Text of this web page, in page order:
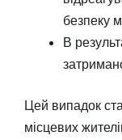
безпеку
В
Цей випадок
місцевих